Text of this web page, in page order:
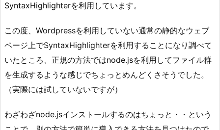
SyntaxHighlighterを利用しています。
この度、Wordpressを利用していない通常の静的なウェブ
ページ上でSyntaxHighlighterを利用することになり調べて
いたところ、正規の方法ではnode.jsを利用してファイル群
を生成するような感じでちょっとめんどくさそうでした。
（実際には試していないですが）
わざわざnode.jsインストールするのはちょっと・・という